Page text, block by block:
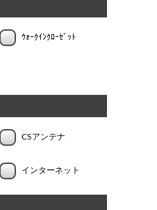
ｳｫｰｸｲﾝｸﾛｰｾﾞｯﾄ
CSアンテナ
インターネット